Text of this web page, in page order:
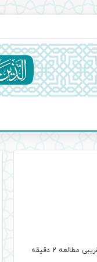
مطالعه 2 دقیقه